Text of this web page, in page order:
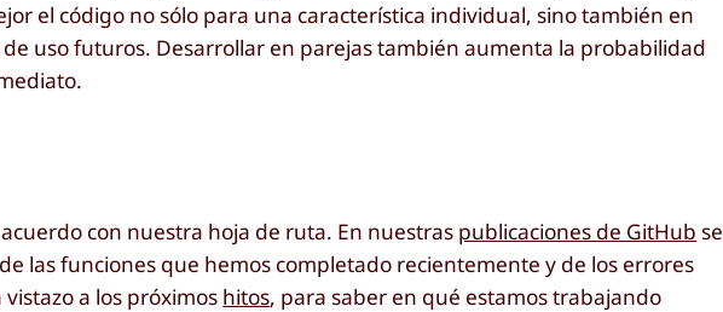
el código no sólo para una característica individual, sino también en
uso futuros. Desarrollar en parejas también aumenta la probabilidad
con nuestra hoja de ruta. En nuestras publicaciones de GitHub se
las funciones que hemos completado recientemente y de los errores
a los próximos hitos, para saber en qué estamos trabajando